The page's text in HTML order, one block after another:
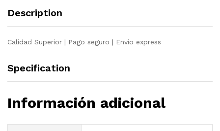
quantity
Description
Calidad Superior | Pago seguro | Envio express
Specification
Información adicional